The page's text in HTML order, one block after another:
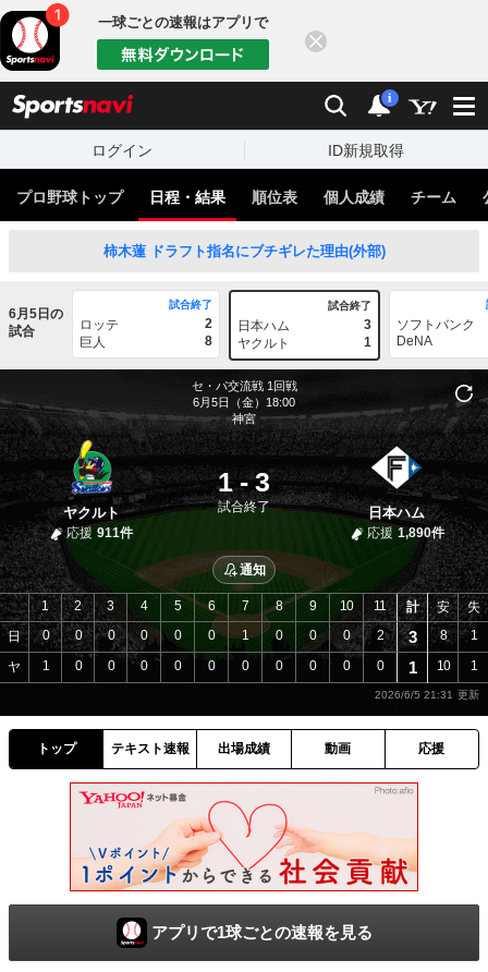
一球ごとの速報はアプリで
検索 通知
i
ログイン ID新規取得
プロ野球トップ 日程・結果 順位表 個人成績 チーム
柿木蓮 ドラフト指名にブチギレた理由(外部)
6月5日の
試合
試合終了
ロッテ
2
巨人
8
試合終了
日本ハム
3
ヤクルト
1
ソフトバンク
DeNA
セ・パ交流戦 1回戦
6月5日（金）18:00
神宮
ヤクルト
応援 911件
1 - 3
試合終了 日本ハム
応援 1,890件
通知
日
ヤ
1 2 3 4 5 6 7 8 9 10
11
0
0 0 0 0 0 1 0 0 0
2
1
0 0 0 0 0 0 0 0 0 0
計 安 失
3 8 1
1 10 1
2026/6/5 21:31
トップ テキスト速報 出場成績 動画 応援
アプリで1球ごとの速報を見る